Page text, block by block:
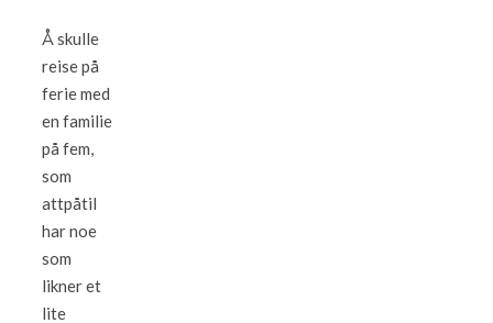
Å skulle
reise på
ferie med
en familie
på fem,
som
attpåtil
har noe
som
likner et
lite